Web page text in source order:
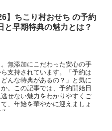
】ちこり村おせち の予約
と早期特典の魅力とは？
無添加にこだわった安心の手
支持されています。「予約は
んな特典があるの？」と気に
。この記事では、予約開始日
せない魅力をわかりやすくご
、年始を華やかに迎えましょ